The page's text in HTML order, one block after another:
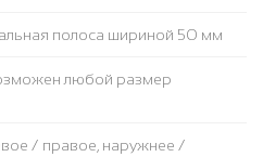
полоса шириной 50 мм
любой размер
/ правое, наружнее /